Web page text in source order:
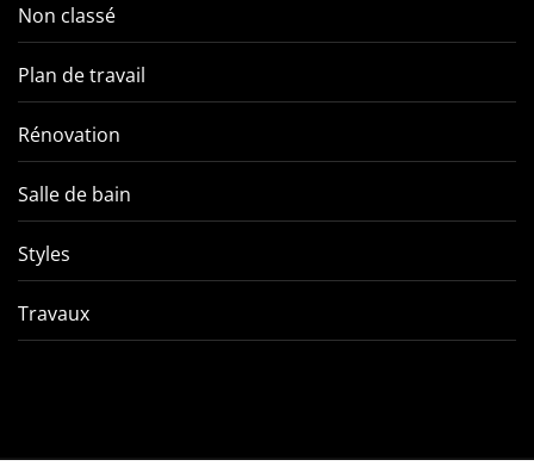
Non classé
Plan de travail
Rénovation
Salle de bain
Styles
Travaux